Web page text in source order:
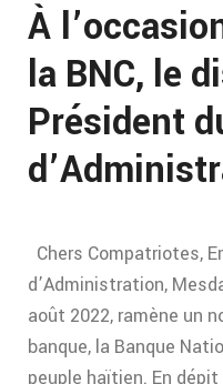
À
la BNC, le
Président
Chers Compatriotes,
d’Administration,
août 2022, ramène un
banque, la Banque
peuple haïtien. En